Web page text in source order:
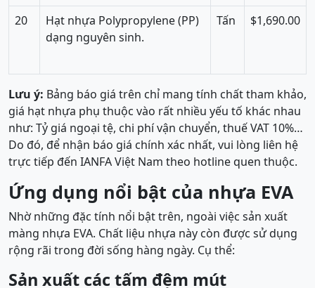
20
Hạt nhựa Polypropylene (PP)
dạng nguyên sinh.
Tấn $1,690.00
Lưu ý: Bảng báo giá trên chỉ mang tính chất tham khảo,
giá hạt nhựa phụ thuộc vào rất nhiều yếu tố khác nhau
như: Tỷ giá ngoại tệ, chi phí vận chuyển, thuế VAT 10%…
Do đó, để nhận báo giá chính xác nhất, vui lòng liên hệ
trực tiếp đến IANFA Việt Nam theo hotline quen thuộc.
Ứng dụng nổi bật của nhựa EVA
Nhờ những đặc tính nổi bật trên, ngoài việc sản xuất
màng nhựa EVA. Chất liệu nhựa này còn được sử dụng
rộng rãi trong đời sống hàng ngày. Cụ thể:
Sản xuất các tấm đệm mút